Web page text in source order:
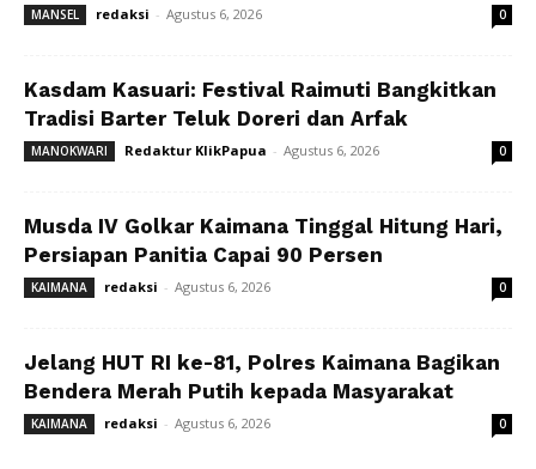
MANSEL redaksi - Agustus 6, 2026 0
Kasdam Kasuari: Festival Raimuti Bangkitkan
Tradisi Barter Teluk Doreri dan Arfak
MANOKWARI Redaktur KlikPapua - Agustus 6, 2026 0
Musda IV Golkar Kaimana Tinggal Hitung Hari,
Persiapan Panitia Capai 90 Persen
KAIMANA redaksi - Agustus 6, 2026 0
Jelang HUT RI ke-81, Polres Kaimana Bagikan
Bendera Merah Putih kepada Masyarakat
KAIMANA redaksi - Agustus 6, 2026 0